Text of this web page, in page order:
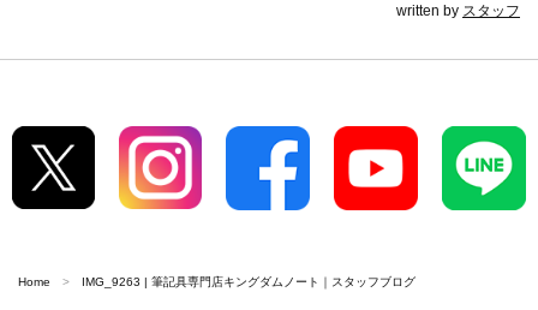
written by スタッフ
Home IMG_9263 | 筆記具専門店キングダムノート｜スタッフブログ